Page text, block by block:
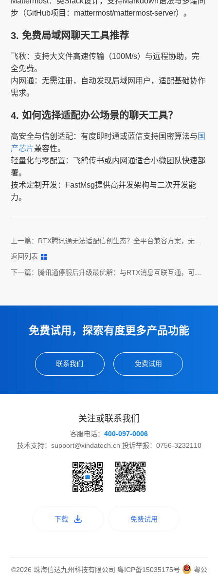
步（GitHub项目：mattermost/mattermost-server）。
3. 免费局域网聊天工具推荐
飞秋：支持大文件高速传输（100M/s）与远程协助，完
全免费。
内网通：无需注册，自动发现局域网用户，适配基础协作
需求。
4. 如何选择适配办公场景的聊天工具？
高安全与信创适配：有度即时通或蓝信支持国密算法与 国
产芯片兼容性。
轻量化与零配置：飞鸽传书或内网通适合小微团队快速部
署。
技术定制开发：FastMsg提供高并发架构与二次开发能
力。
上一篇： RTX腾讯通无法适配信创生态？全平台兼容方案，无缝
返回列表
下一篇：腾讯通停服后升级最优解：与RTX消息互联互通，可并
免费试用，探索有度更多产品功能
联系我们 免费试用
关注或联系我们
客服电话： 400-097-0006
技术支持：support@xindatech.cn 投诉举报：0756-3232110
下载 免费试用
©2026 珠海信达九州科技有限公司 粤ICP备15035175号 粤公